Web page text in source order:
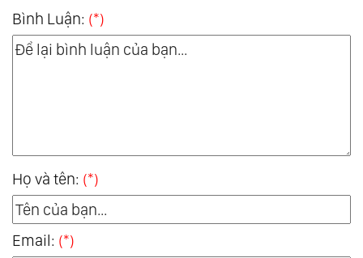
Bình Luận: (*)
Họ và tên: (*)
Email: (*)